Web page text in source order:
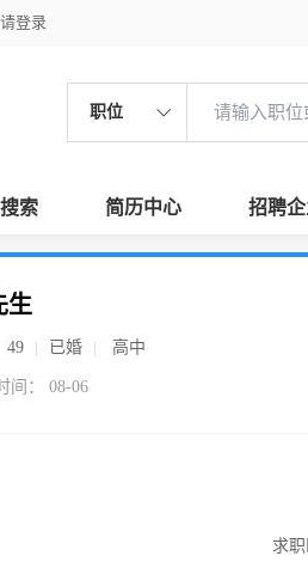
请登录
职位
索 简历中心 招聘
生
49 已婚 高中
间： 08-06
求职